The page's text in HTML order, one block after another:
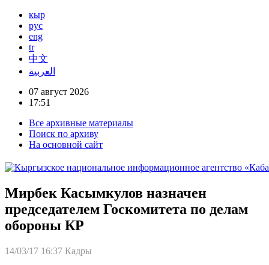
кыр
рус
eng
tr
中文
العربية
07 август 2026
17:51
Все архивные материалы
Поиск по архиву
На основной сайт
Мирбек Касымкулов назначен
председателем Госкомитета по делам
обороны КР
14/03/17 16:37 Кадры